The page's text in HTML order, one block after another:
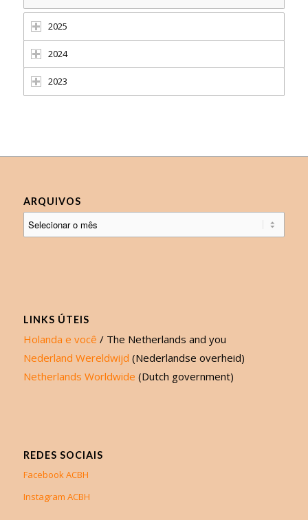
2025
2024
2023
ARQUIVOS
LINKS ÚTEIS
Holanda e você / The Netherlands and you
Nederland Wereldwijd (Nederlandse overheid)
Netherlands Worldwide (Dutch government)
REDES SOCIAIS
Facebook ACBH
Instagram ACBH